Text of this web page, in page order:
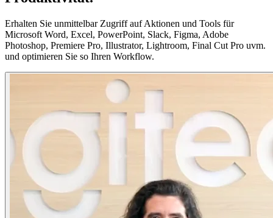
Erhalten Sie unmittelbar Zugriff auf Aktionen und Tools für
Microsoft Word, Excel, PowerPoint, Slack, Figma, Adobe
Photoshop, Premiere Pro, Illustrator, Lightroom, Final Cut Pro uvm.
und optimieren Sie so Ihren Workflow.